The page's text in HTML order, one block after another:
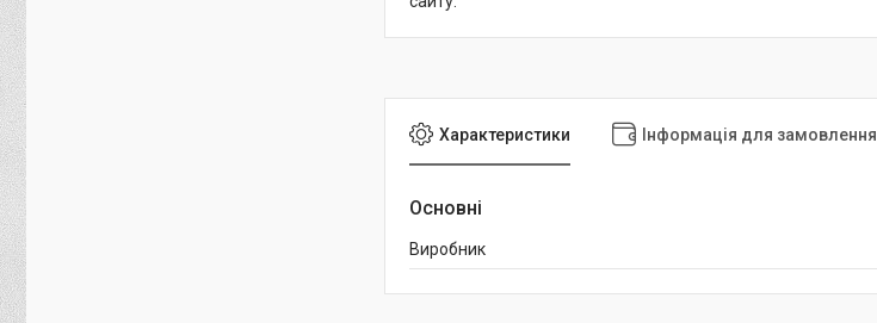
Характеристики Інформація для замовлення
Основні
Виробник